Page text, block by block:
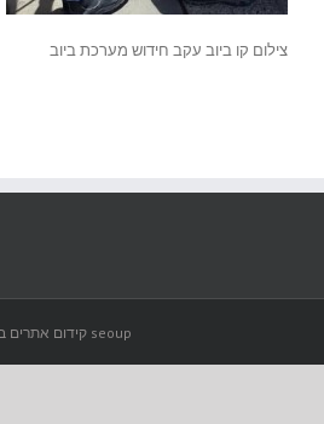
צילום קו ביוב עקב חידוש מערכת ביוב
seoup קידום אתרים בגוגל